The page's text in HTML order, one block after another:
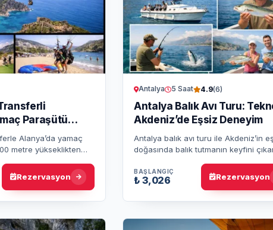
Paraşütü
Alanya’da yamaç
metre yükseklikten
bir deneyi…
Rezervasyon
Antalya 5 Saat 4.9(6)
Antalya Balık Avı Turu:
Akdeniz’de Eşsiz Deneyim
Antalya balık avı turu ile Akdeniz’in
doğasında balık tutmanın keyfini
seviyeye uygun bir de…
BAŞLANGIÇ
₺ 3,026 Rezervasyon